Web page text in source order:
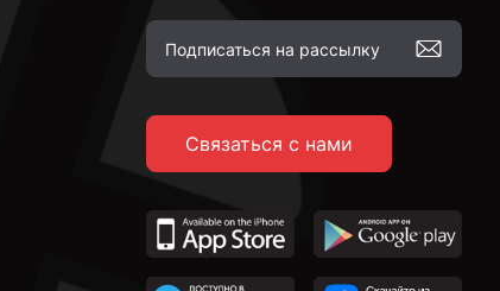
Связаться с нами